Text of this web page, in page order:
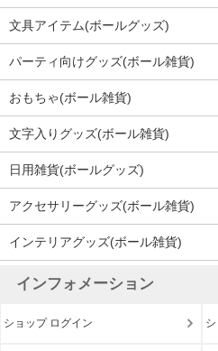
文具アイテム(ボールグッズ)
パーティ向けグッズ(ボール雑貨)
おもちゃ(ボール雑貨)
文字入りグッズ(ボール雑貨)
日用雑貨(ボールグッズ)
アクセサリーグッズ(ボール雑貨)
インテリアグッズ(ボール雑貨)
インフォメーション
ショップ ログイン